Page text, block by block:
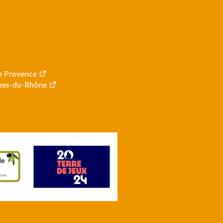
Provence
du-Rhône